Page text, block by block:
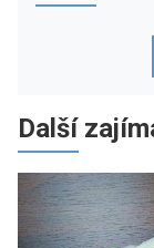
Další